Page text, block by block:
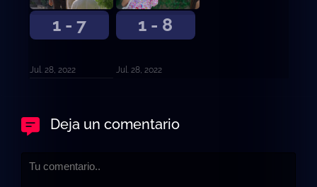
1 - 7
Jul. 28, 2022
1 - 8
Jul. 28, 2022
Deja un comentario